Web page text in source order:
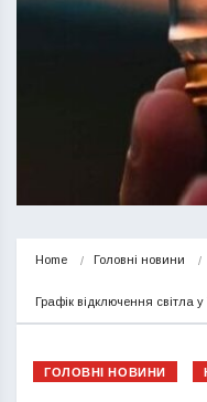
Home Головні новини
Графік відключення світла
ГОЛОВНІ НОВИНИ